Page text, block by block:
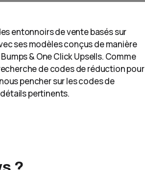
entonnoirs de vente basés sur
ses modèles conçus de manière
& One Click Upsells. Comme
de codes de réduction pour
pencher sur les codes de
pertinents.